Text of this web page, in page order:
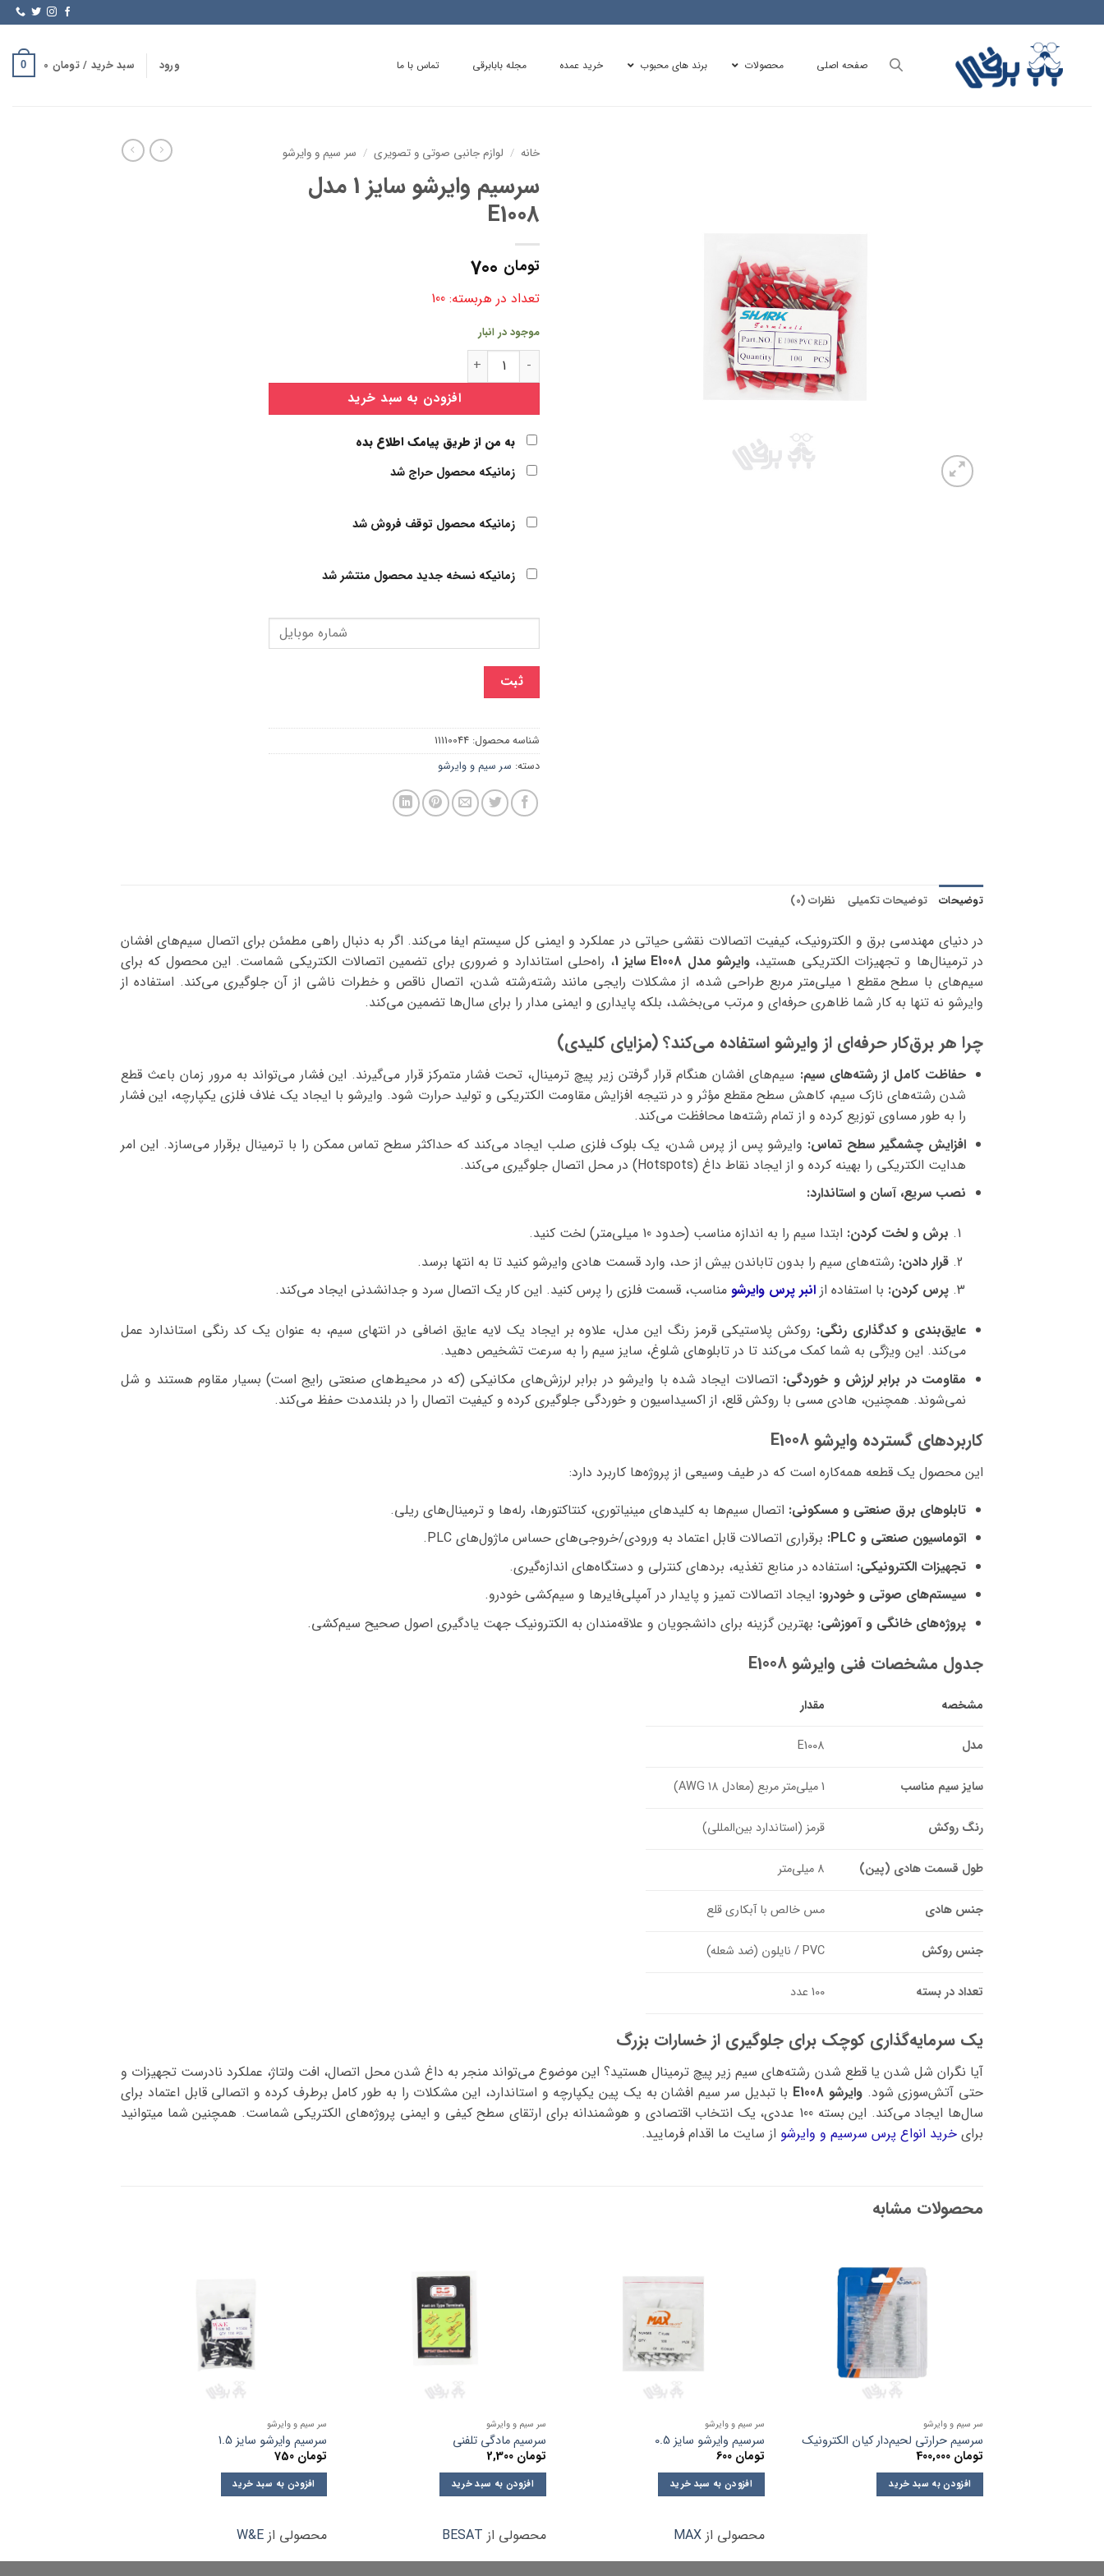
to
content
صفحه اصلی محصولات برند های محبوب خرید عمده مجله بابابرقی تماس با ما ورود سبد خرید /تومان 0
خانه / لوازم جانبی صوتی و تصویری / سر سیم و وایرشو
سرسیم وایرشو سایز 1 مدل
E1008
تومان
تعداد در هربسته: 100
موجود در انبار
سرسیم وایرشو سایز 1 مدل E1008 عدد
افزودن به سبد خرید
به من از طریق پیامک اطلاع بده
زمانیکه محصول حراج شد
زمانیکه محصول توقف فروش شد
زمانیکه نسخه جدید محصول منتشر شد
ثبت
شناسه محصول: 11110044
دسته: سر سیم و وایرشو
توضیحات توضیحات تکمیلی نظرات (0)
در دنیای مهندسی برق و الکترونیک، کیفیت اتصالات نقشی حیاتی در عملکرد و ایمنی کل سیستم ایفا می‌کند. اگر به دنبال راهی مطمئن برای اتصال سیم‌های افشان
در ترمینال‌ها و تجهیزات الکتریکی هستید،وایرشو مدل E1008 سایز 1
، راه‌حلی استاندارد و ضروری برای تضمین اتصالات الکتریکی شماست. این محصول که برای
سیم‌های با سطح مقطع 1 میلی‌متر مربع طراحی شده، از مشکلات رایجی مانند رشته‌رشته شدن، اتصال ناقص و خطرات ناشی از آن جلوگیری می‌کند. استفاده از
وایرشو نه تنها به کار شما ظاهری حرفه‌ای و مرتب می‌بخشد، بلکه پایداری و ایمنی مدار را برای سال‌ها تضمین می‌کند.
چرا هر برق‌کار حرفه‌ای از وایرشو استفاده می‌کند؟ (مزایای کلیدی)
حفاظت کامل از رشته‌های سیم: سیم‌های افشان هنگام قرار گرفتن زیر پیچ ترمینال، تحت فشار متمرکز قرار می‌گیرند. این فشار می‌تواند به مرور زمان باعث قطع
شدن رشته‌های نازک سیم، کاهش سطح مقطع مؤثر و در نتیجه افزایش مقاومت الکتریکی و تولید حرارت شود. وایرشو با ایجاد یک غلاف فلزی یکپارچه، این فشار
را به طور مساوی توزیع کرده و از تمام رشته‌ها محافظت می‌کند.
افزایش چشمگیر سطح تماس: وایرشو پس از پرس شدن، یک بلوک فلزی صلب ایجاد می‌کند که حداکثر سطح تماس ممکن را با ترمینال برقرار می‌سازد. این امر
هدایت الکتریکی را بهینه کرده و از ایجاد نقاط داغ (Hotspots) در محل اتصال جلوگیری می‌کند.
نصب سریع، آسان و استاندارد:
برش و لخت کردن: ابتدا سیم را به اندازه مناسب (حدود 10 میلی‌متر) لخت کنید.
قرار دادن: رشته‌های سیم را بدون تاباندن بیش از حد، وارد قسمت هادی وایرشو کنید تا به انتها برسد.
پرس کردن: با استفاده از انبر پرس وایرشومناسب، قسمت فلزی را پرس کنید. این کار یک اتصال سرد و جدانشدنی ایجاد می‌کند.
عایق‌بندی و کدگذاری رنگی: روکش پلاستیکی قرمز رنگ این مدل، علاوه بر ایجاد یک لایه عایق اضافی در انتهای سیم، به عنوان یک کد رنگی استاندارد عمل
می‌کند. این ویژگی به شما کمک می‌کند تا در تابلوهای شلوغ، سایز سیم را به سرعت تشخیص دهید.
مقاومت در برابر لرزش و خوردگی: اتصالات ایجاد شده با وایرشو در برابر لرزش‌های مکانیکی (که در محیط‌های صنعتی رایج است) بسیار مقاوم هستند و شل
نمی‌شوند. همچنین، هادی مسی با روکش قلع، از اکسیداسیون و خوردگی جلوگیری کرده و کیفیت اتصال را در بلندمدت حفظ می‌کند.
کاربردهای گسترده وایرشو E1008
این محصول یک قطعه همه‌کاره است که در طیف وسیعی از پروژه‌ها کاربرد دارد:
تابلوهای برق صنعتی و مسکونی: اتصال سیم‌ها به کلیدهای مینیاتوری، کنتاکتورها، رله‌ها و ترمینال‌های ریلی.
اتوماسیون صنعتی و PLC:
برقراری اتصالات قابل اعتماد به ورودی/خروجی‌های حساس ماژول‌های PLC.
تجهیزات الکترونیکی: استفاده در منابع تغذیه، بردهای کنترلی و دستگاه‌های اندازه‌گیری.
سیستم‌های صوتی و خودرو: ایجاد اتصالات تمیز و پایدار در آمپلی‌فایرها و سیم‌کشی خودرو.
پروژه‌های خانگی و آموزشی: بهترین گزینه برای دانشجویان و علاقه‌مندان به الکترونیک جهت یادگیری اصول صحیح سیم‌کشی.
جدول مشخصات فنی وایرشو E1008
مشخصه مقدار
مدل E1008
سایز سیم مناسب 1 میلی‌متر مربع (معادل 18 AWG)
رنگ روکش قرمز (استاندارد بین‌المللی)
طول قسمت هادی (پین) 8 میلی‌متر
جنس هادی مس خالص با آبکاری قلع
جنس روکش PVC / نایلون (ضد شعله)
تعداد در بسته 100 عدد
یک سرمایه‌گذاری کوچک برای جلوگیری از خسارات بزرگ
آیا نگران شل شدن یا قطع شدن رشته‌های سیم زیر پیچ ترمینال هستید؟ این موضوع می‌تواند منجر به داغ شدن محل اتصال، افت ولتاژ، عملکرد نادرست تجهیزات و
حتی آتش‌سوزی شود.وایرشو E1008
با تبدیل سر سیم افشان به یک پین یکپارچه و استاندارد، این مشکلات را به طور کامل برطرف کرده و اتصالی قابل اعتماد برای
سال‌ها ایجاد می‌کند. این بسته 100 عددی، یک انتخاب اقتصادی و هوشمندانه برای ارتقای سطح کیفی و ایمنی پروژه‌های الکتریکی شماست. همچنین شما میتوانید
برای خرید انواع پرس سرسیم و وایرشو از سایت ما اقدام فرمایید.
محصولات مشابه
سر سیم و وایرشو
سرسیم حرارتی لحیم‌دار کیان الکترونیک
تومان
افزودن به سبد خرید
سر سیم و وایرشو
سرسیم وایرشو سایز 0.5
تومان 600
افزودن به سبد خرید
محصولی ازMAX
سر سیم و وایرشو
سرسیم مادگی تلفنی
تومان 2,300
افزودن به سبد خرید
محصولی از BESAT
سر سیم و وایرشو
سرسیم وایرشو سایز 1.5
تومان
افزودن به سبد خرید
محصولی از W&E